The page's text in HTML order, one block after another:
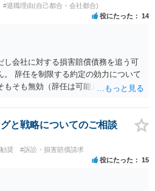
護士の先生等とよくご相談なさるの
#退職理由(自己都合・会社都合)
役にたった 14
し会社に対する損害賠償債務を追う可
。 辞任を制限する約定の効力について
もそも無効（辞任は可能）と考える説
力です。 ただし，いずれの説をとった
な時期」に辞任したときは，「やむを
得ない事由」の典型ですが，程度によ
取締役が辞任を認めてくれるのであれ
社（子会社にとっての株主）の承諾は
の代表取締役には，取締役辞任の登記
と戦略についてのご相談
奨 #訴訟・損害賠償請求
役にたった 15